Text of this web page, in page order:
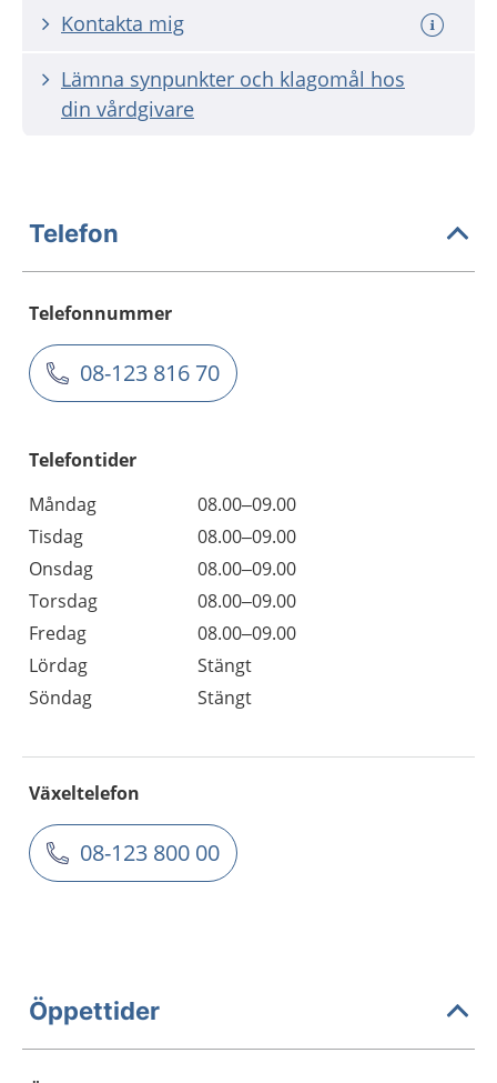
Kontakta mig
Lämna synpunkter och klagomål hos
din vårdgivare
Telefon
Telefonnummer
08-123 816 70
Telefontider
Måndag
08.00–09.00
Tisdag
08.00–09.00
Onsdag
08.00–09.00
Torsdag
08.00–09.00
Fredag
08.00–09.00
Lördag
Stängt
Söndag
Stängt
Växeltelefon
08-123 800 00
Öppettider